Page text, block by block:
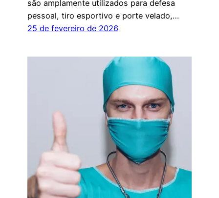
são amplamente utilizados para defesa
pessoal, tiro esportivo e porte velado,…
25 de fevereiro de 2026